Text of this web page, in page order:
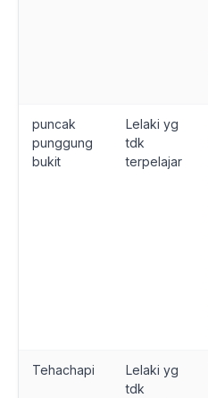
puncak
punggung
bukit
Lelaki yg
tdk
terpelajar
Tehachapi
Lelaki yg
tdk